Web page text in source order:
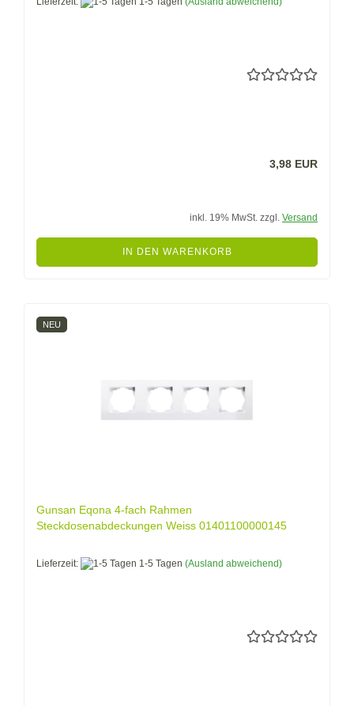
3,98 EUR
inkl. 19% MwSt. zzgl. Versand
IN DEN WARENKORB
NEU
Gunsan Eqona 4-fach Rahmen
Steckdosenabdeckungen Weiss 01401100000145
Lieferzeit: 1-5 Tagen (Ausland abweichend)